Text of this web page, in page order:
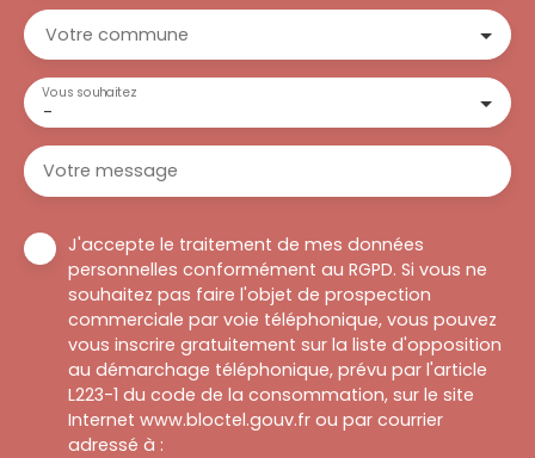
Votre commune
-
Vous souhaitez
Votre message
J'accepte le traitement de mes données
personnelles conformément au RGPD. Si vous ne
souhaitez pas faire l'objet de prospection
commerciale par voie téléphonique, vous pouvez
vous inscrire gratuitement sur la liste d'opposition
au démarchage téléphonique, prévu par l'article
L223-1 du code de la consommation, sur le site
Internet www.bloctel.gouv.fr ou par courrier
adressé à :